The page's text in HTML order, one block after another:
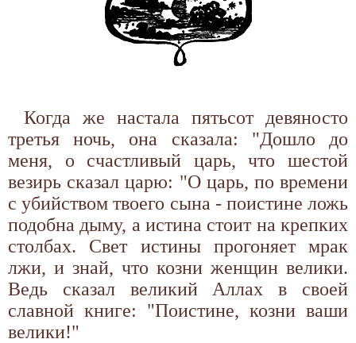
Когда же настала пятьсот девяносто
третья ночь, она сказала: "Дошло до
меня, о счастливый царь, что шестой
везирь сказал царю: "О царь, по времени
с убийством твоего сына - поистине ложь
подобна дыму, а истина стоит на крепких
столбах. Свет истины прогоняет мрак
лжи, и знай, что козни женщин велики.
Ведь сказал великий Аллах в своей
славной книге: "Поистине, козни ваши
велики!"